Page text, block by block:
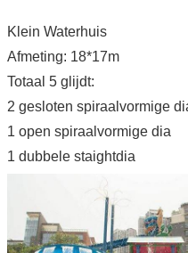
Klein Waterhuis
Afmeting: 18*17m
Totaal 5 glijdt:
2 gesloten spiraalvormige
1 open spiraalvormige dia
1 dubbele staightdia